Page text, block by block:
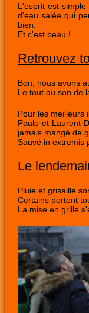
L'esprit est
d'eau salée qui
bien.
Et c'est beau !
Retrouvez
Bon, nous avons
Le tout au son de
Pour les meilleurs
Paulo et Laurent
jamais mangé de
Sauvé in extremis
Le
Pluie et grisaille
Certains portent
La mise en grille